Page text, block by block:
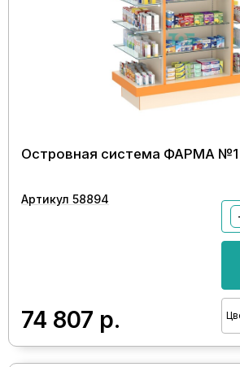
Островная система ФАРМА №1
Артикул 58894
74 807 р.